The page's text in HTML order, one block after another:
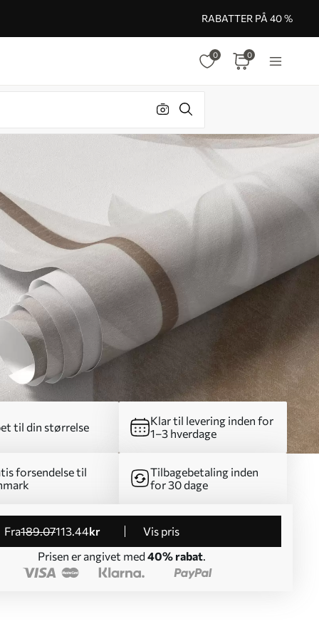
RABATTER PÅ 40 %
0 0
til din størrelse
Klar til levering inden for
1–3 hverdage
forsendelse til
Tilbagebetaling inden
for 30 dage
fra189.07113.44kr
Vis pris
Prisen er angivet med 40% rabat.